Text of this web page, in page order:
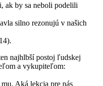
ak by sa neboli podelili
silno rezonujú v našich
najhlbší postoj ľudskej
a vykupiteľom:
Aká lekcia pre nás